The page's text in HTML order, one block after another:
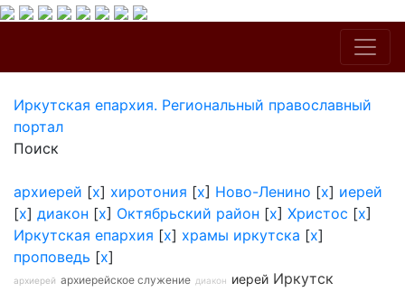
Иркутская епархия. Региональный православный
портал
Поиск
архиерей [x] хиротония [x] Ново-Ленино [x] иерей
[x] диакон [x] Октябрьский район [x] Христос [x]
Иркутская епархия [x] храмы иркутска [x]
проповедь [x]
архиерей архиерейское служение диакон иерей Иркутск